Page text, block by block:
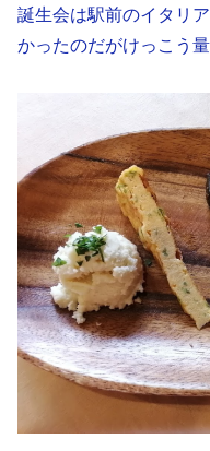
誕生会は駅前のイタリ
かったのだがけっこう